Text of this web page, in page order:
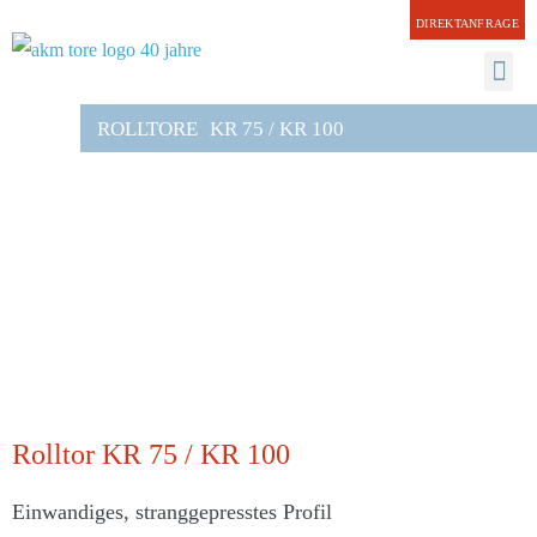
DIREKTANFRAGE
ROLLTORE KR 75 / KR 100
Rolltor KR 75 / KR 100
Einwandiges, stranggepresstes Profil